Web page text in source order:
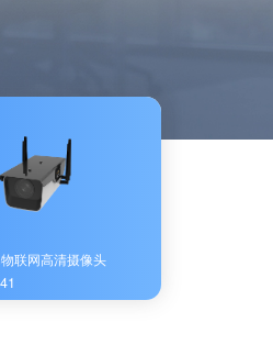
联网高清摄像头